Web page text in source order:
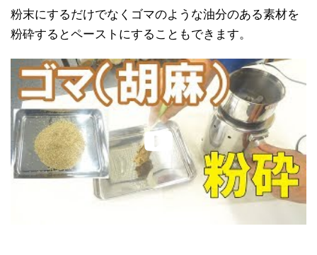
粉末にするだけでなくゴマのような油分のある素材を
粉砕するとペーストにすることもできます。